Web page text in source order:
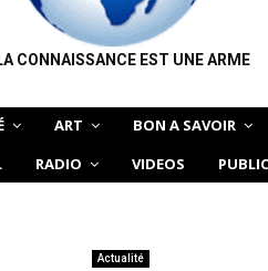
CONNAISSANCE EST UNE ARME
ART BON A SAVOIR
RADIO VIDEOS
Actualité